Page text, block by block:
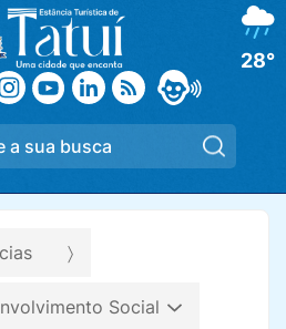
28°
Social